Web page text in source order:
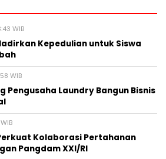
WIB
Kepedulian untuk Siswa
WIB
Pengusaha Laundry Bangun Bisnis
Kolaborasi Pertahanan
Pangdam XXI/RI